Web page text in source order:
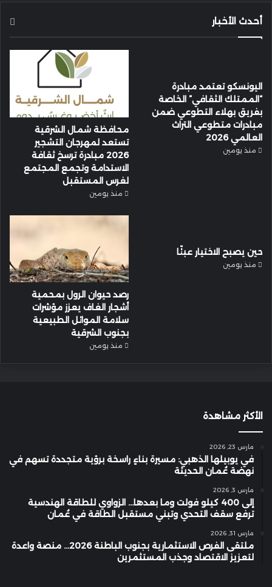
أحدث الأخبار
اليونسكو تعتمد مبادرة
“الممتلك الثقافي” الخاصة
بفريق بهلاء التطوعي ضمن
مبادرات متطوعي التراث
العالمي 2026
منذ يومين
محافظة شمال الشرقية
تستعد لمهرجان التشجير
2026 مبادرة ترسخ ثقافة
الاستدامة وتجمع المجتمع
لغرس المستقبل
منذ يومين
حين يصبح الاختيار عبئًا
منذ يومين
رصد حيوان الرول بمحمية
أشجار الغاف يعزز مؤشرات
سلامة الموائل الطبيعية
بجنوب الشرقية
منذ يومين
الأكثر مشاهدة
مارس 23, 2026
في يوبيلها الذهبي: مسيرة بناءٍ راسخة برؤية متجددة تسهم في
نهضة عُمان الحديثة
مارس 3, 2026
إلى 400 كيلو فولت وما بعدها… الزواوي للطاقة الهندسية
ترفع سقف التحدي وتبني مستقبل الطاقة في عُمان
مارس 31, 2026
ملتقى الفرص الاستثمارية بجنوب الباطنة 2026… منصة واعدة
لتعزيز الاقتصاد وجذب المستثمرين